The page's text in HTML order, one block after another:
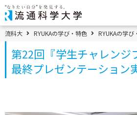
コ
ン
テ
ン
ツ
へ
移
パンくずメニュー
流科大 RYUKAの学び・特色 RYUKAの学び
第22回『学生チャレンジ
最終プレゼンテーション